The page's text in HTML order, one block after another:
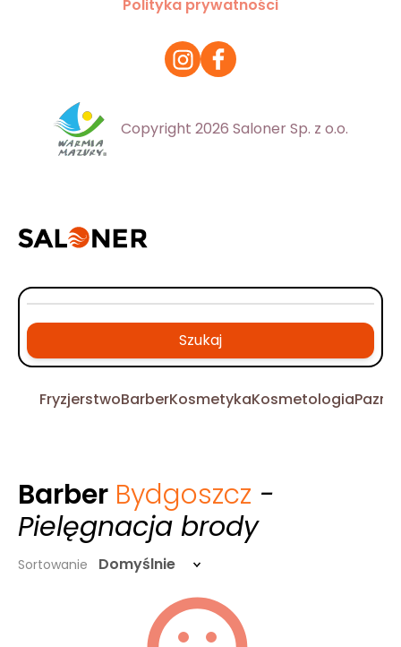
Polityka prywatności
Copyright 2026 Saloner Sp. z o.o.
Szukaj
FryzjerstwoBarberKosmetykaKosmetologia
Barber Bydgoszcz -
Pielęgnacja brody
Sortowanie Domyślnie